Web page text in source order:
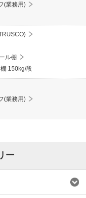
(業務用)
ル棚
150kg/段
(業務用)
ー